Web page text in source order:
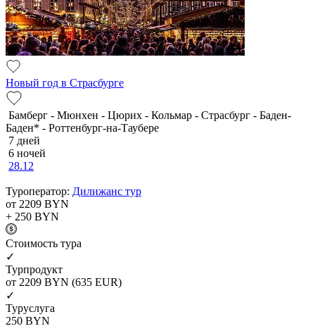
Новый год в Страсбурге
Бамберг - Мюнхен - Цюрих - Кольмар - Страсбург - Баден-
Баден* - Роттенбург-на-Таубере
7 дней
6 ночей
28.12
Туроператор: Дилижанс тур
от 2209 BYN
+ 250 BYN
Cтоимость тура
✓
Турпродукт
от 2209 BYN (635 EUR)
✓
Туруслуга
250 BYN